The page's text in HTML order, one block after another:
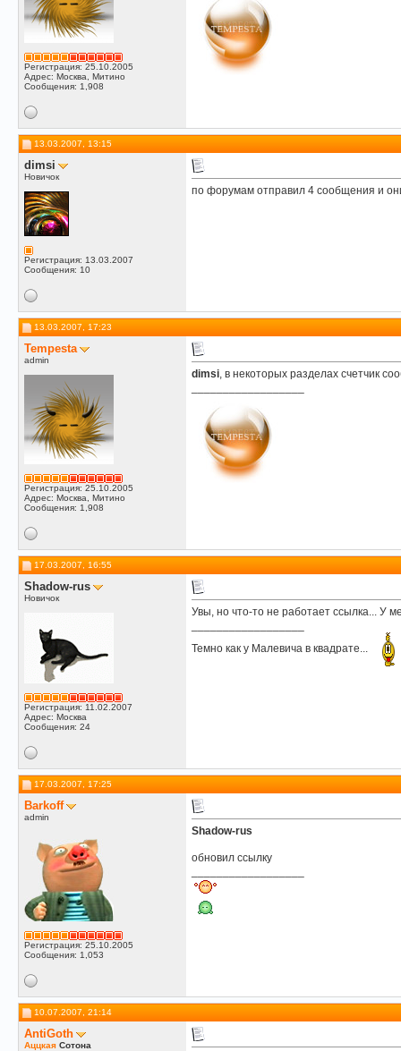
Регистрация: 25.10.2005
Адрес: Москва, Митино
Сообщения: 1,908
13.03.2007, 13:15
dimsi
Новичок
Регистрация: 13.03.2007
Сообщения: 10
по форумам отправил 4 сообщения и
13.03.2007, 17:23
Tempesta
admin
Регистрация: 25.10.2005
Адрес: Москва, Митино
Сообщения: 1,908
dimsi, в некоторых разделах счетчик
17.03.2007, 16:55
Shadow-rus
Новичок
Регистрация: 11.02.2007
Адрес: Москва
Сообщения: 24
Увы, но что-то не работает ссылка... У
Темно как у Малевича в квадрате...
17.03.2007, 17:25
Barkoff
admin
Регистрация: 25.10.2005
Сообщения: 1,053
Shadow-rus
обновил ссылку
10.07.2007, 21:14
AntiGoth
Аццкая Сотона